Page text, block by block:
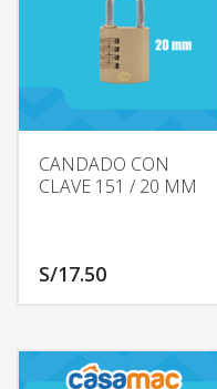
CANDADO CON
CLAVE 151 / 20 MM
S/17.50